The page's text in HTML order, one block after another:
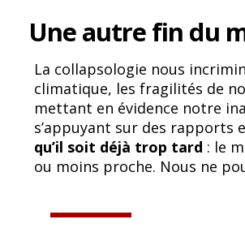
Une autre fin du
La collapsologie nous
climatique, les fragilités de
mettant en évidence notre
s’appuyant sur des rapports
qu’il soit déjà trop tard : le
ou moins proche. Nous ne